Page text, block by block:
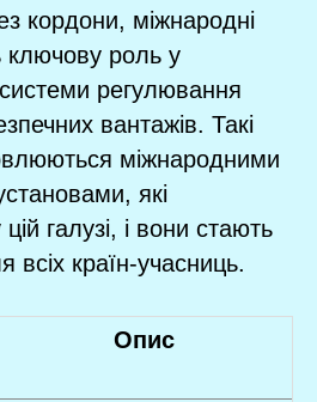
кордони, міжнародні
ключову роль у
регулювання
вантажів. Такі
міжнародними
які
галузі, і вони стають
всіх країн-учасниць.
Опис